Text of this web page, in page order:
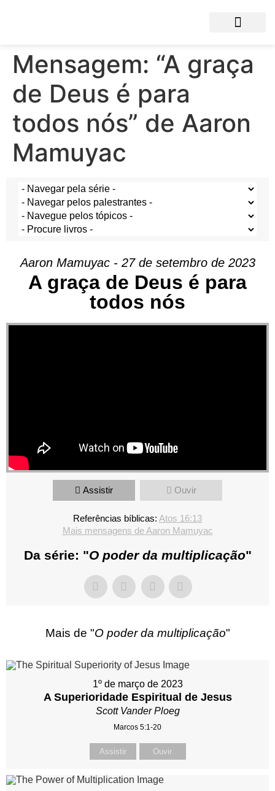
Mensagem: “A graça
de Deus é para
todos nós” de Aaron
Mamuyac
Aaron Mamuyac - 27 de setembro de 2023
A graça de Deus é para
todos nós
Assistir Ouvir
Referências bíblicas: Atos 16:13
Mais mensagens de Aaron Mamuyac
Da série: "O poder da multiplicação"
Mais de "O poder da multiplicação"
1º de março de 2023
A Superioridade Espiritual de Jesus
Scott Vander Ploeg
Marcos 5:1-20
Assistir Ouvir